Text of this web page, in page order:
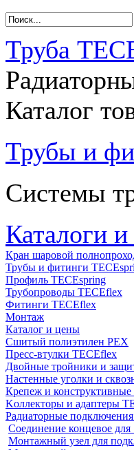
Труба
Каталог
Трубы и
Системы
Каталоги
Кран шаровой
Трубы и фитинги
Профиль TECEspring
Трубопроводы TECEflex
Фитинги TECEflex
Монтаж
Каталог и цены
Сшитый полиэтилен PEX
Пресс-втулки TECEflex
Двойные тройники и
Настенные уголки и
Крепеж и
Kоллекторы и адаптеры
Радиаторные
Соединение концевое
Монтажный узел для